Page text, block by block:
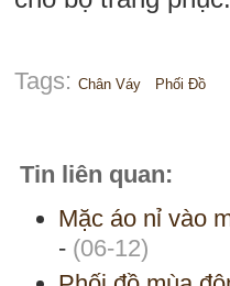
Tags: Chân Váy Phối Đồ
Tin liên quan:
Mặc áo nỉ vào
- (06-12)